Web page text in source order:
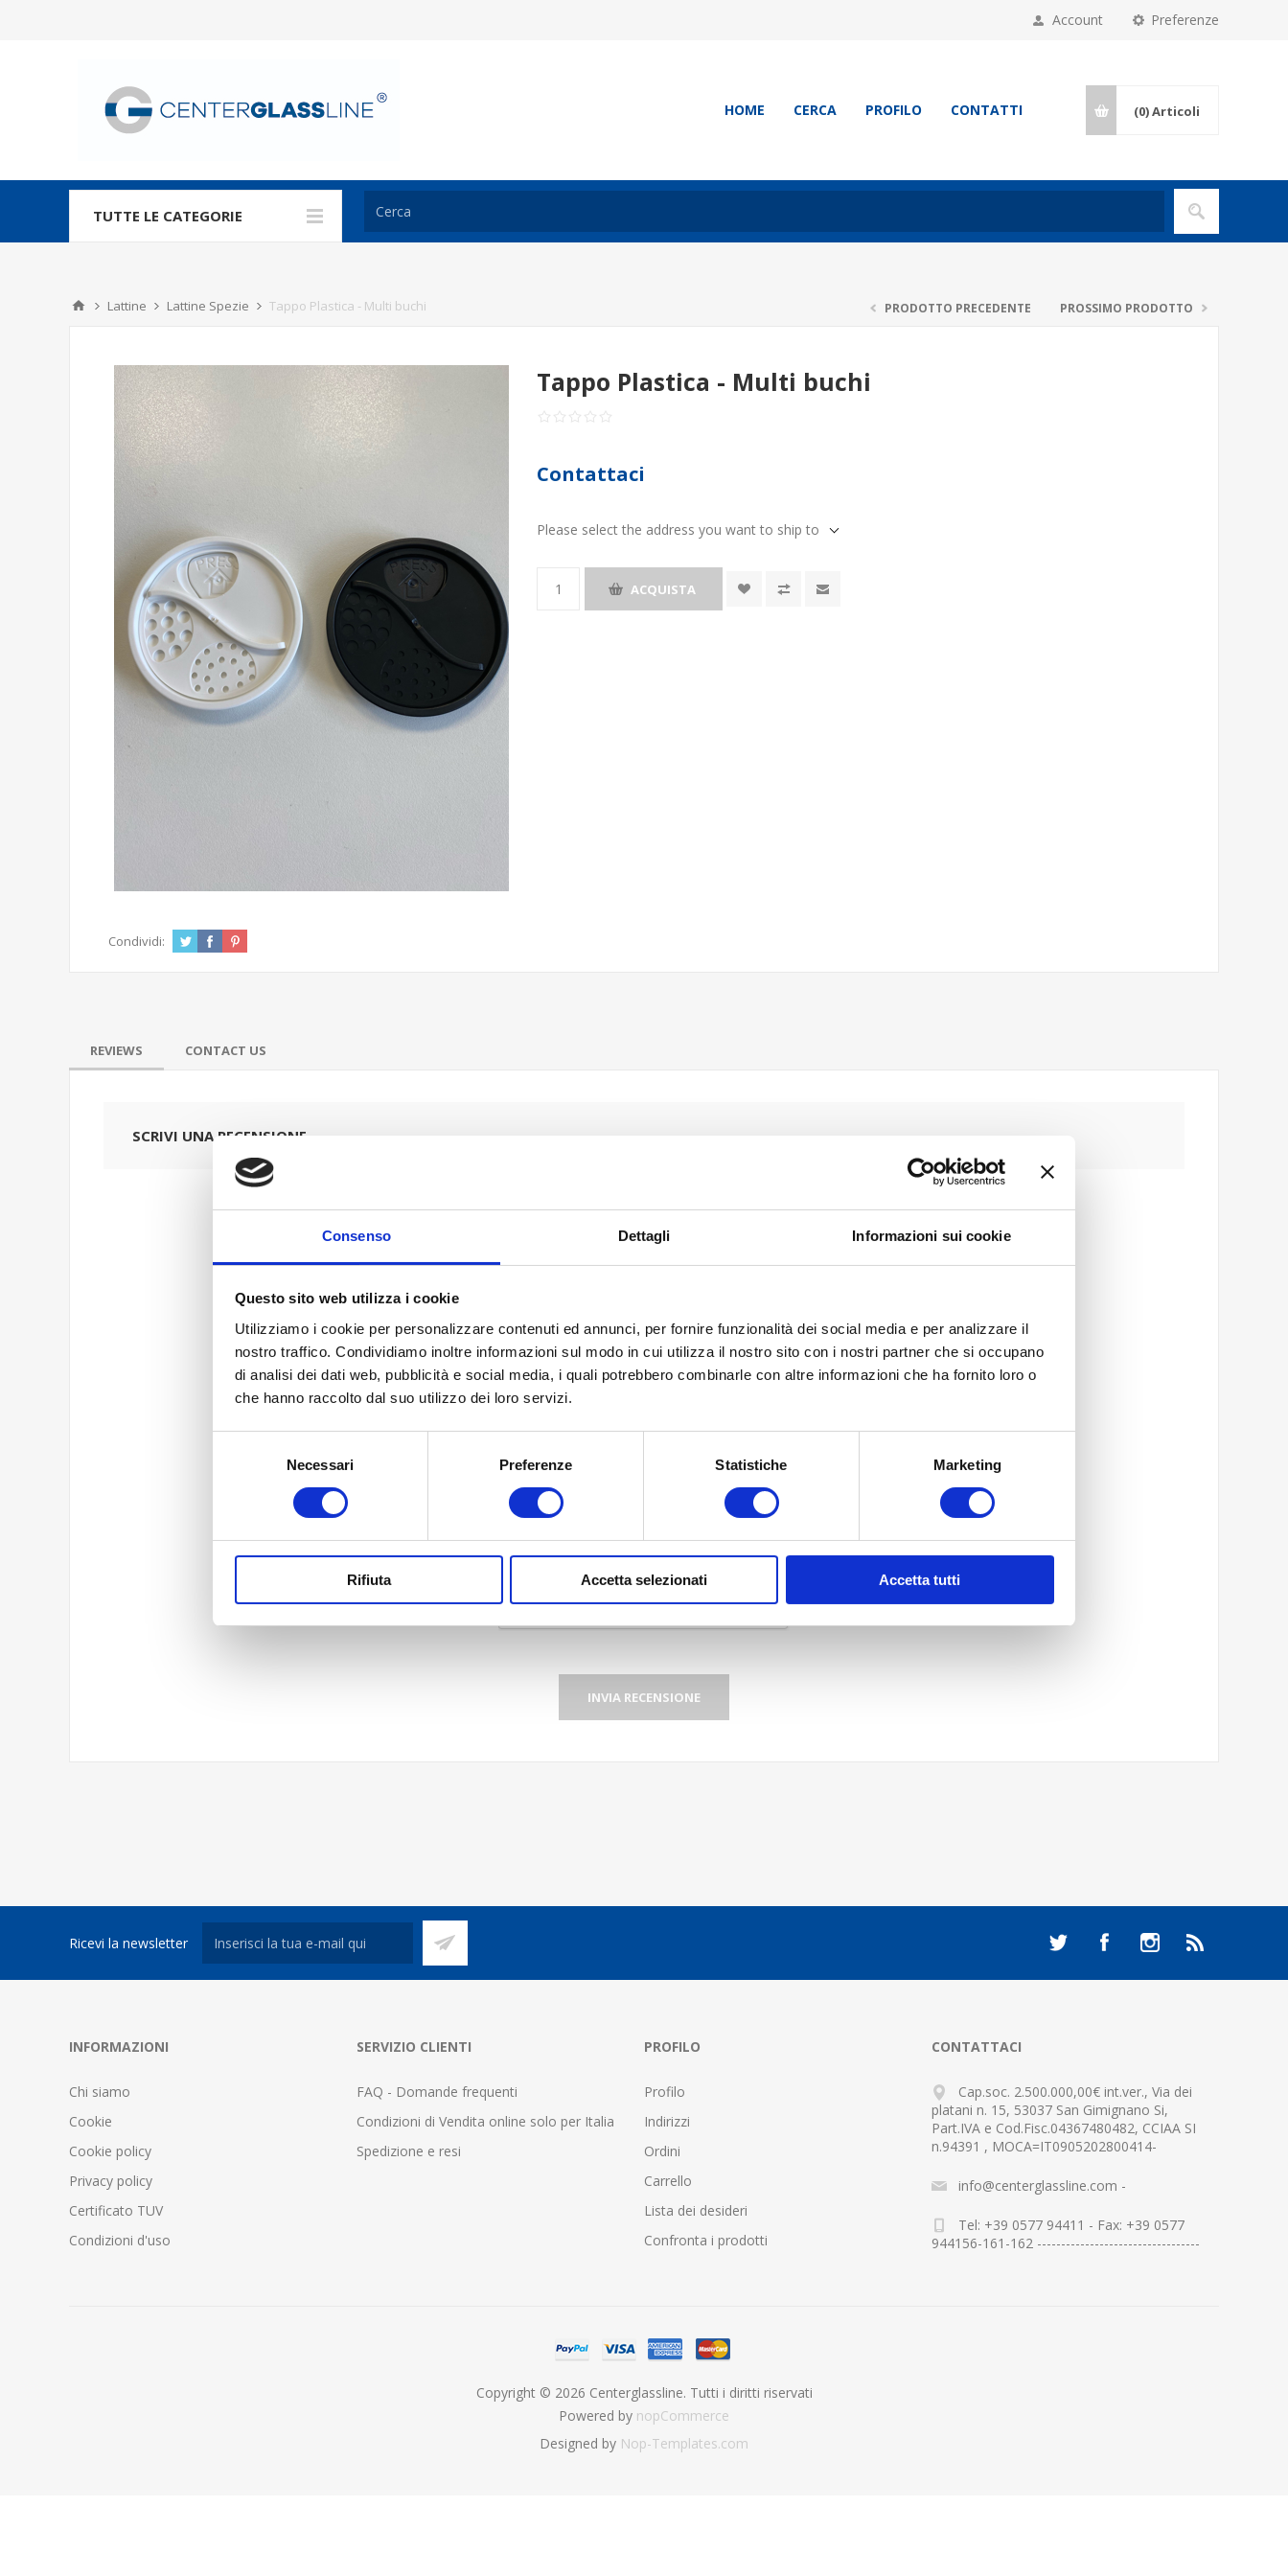
Consenso Dettagli Informazioni sui cookie
Questo sito web utilizza i cookie
Utilizziamo i cookie per personalizzare contenuti ed annunci, per fornire funzionalità dei social media e per analizzare il
nostro traffico. Condividiamo inoltre informazioni sul modo in cui utilizza il nostro sito con i nostri partner che si occupano
di analisi dei dati web, pubblicità e social media, i quali potrebbero combinarle con altre informazioni che ha fornito loro o
che hanno raccolto dal suo utilizzo dei loro servizi.
Necessari Preferenze Statistiche Marketing
Rifiuta Accetta selezionati Accetta tutti
Preferenze
Account
HOME CERCA PROFILO CONTATTI (0)Articoli
TUTTE LE CATEGORIE
Lattine Lattine Spezie Tappo Plastica - Multi buchi PRODOTTO PRECEDENTE PROSSIMO PRODOTTO
Tappo Plastica - Multi buchi
Contattaci
Please select the address you want to ship to
ACQUISTA
Condividi:
REVIEWS CONTACT US
SCRIVI UNA RECENSIONE
Titolo della recensione:
*
Testo della recensione:
INVIA RECENSIONE
Ricevi la newsletter
INFORMAZIONI
Chi siamo
Cookie
Cookie policy
Privacy policy
Certificato TUV
Condizioni d'uso
SERVIZIO CLIENTI
FAQ - Domande frequenti
Condizioni di Vendita online solo per Italia
Spedizione e resi
PROFILO
Profilo
Indirizzi
Ordini
Carrello
Lista dei desideri
Confronta i prodotti
CONTATTACI
Cap.soc. 2.500.000,00€ int.ver., Via dei
platani n. 15, 53037 San Gimignano Si,
Part.IVA e Cod.Fisc.04367480482, CCIAA SI
n.94391 , MOCA=IT0905202800414-
info@centerglassline.com -
Tel: +39 0577 94411 - Fax: +39 0577
944156-161-162 ----------------------------------
Copyright © 2026 Centerglassline. Tutti i diritti riservati
Powered by nopCommerce
Designed by Nop-Templates.com